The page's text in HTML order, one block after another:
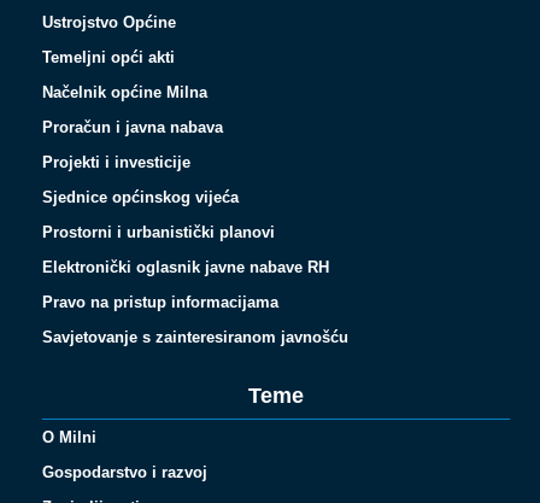
Ustrojstvo Općine
Temeljni opći akti
Načelnik općine Milna
Proračun i javna nabava
Projekti i investicije
Sjednice općinskog vijeća
Prostorni i urbanistički planovi
Elektronički oglasnik javne nabave RH
Pravo na pristup informacijama
Savjetovanje s zainteresiranom javnošću
Teme
O Milni
Gospodarstvo i razvoj